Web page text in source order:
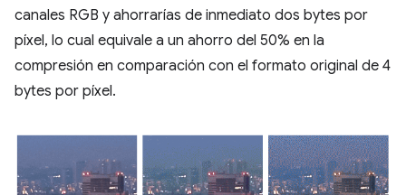
canales RGB y ahorrarías de inmediato dos bytes por
píxel, lo cual equivale a un ahorro del 50% en la
compresión en comparación con el formato original de 4
bytes por píxel.